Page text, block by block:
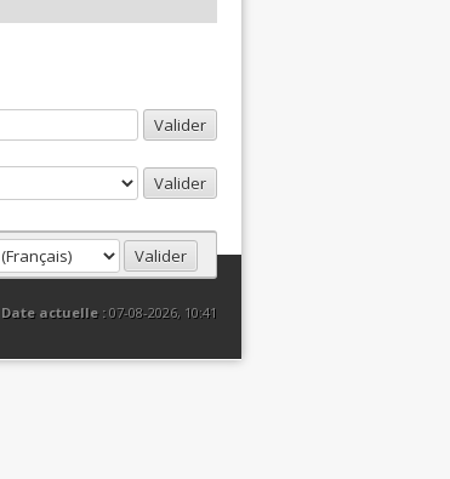
Date actuelle :07-08-2026, 10:41